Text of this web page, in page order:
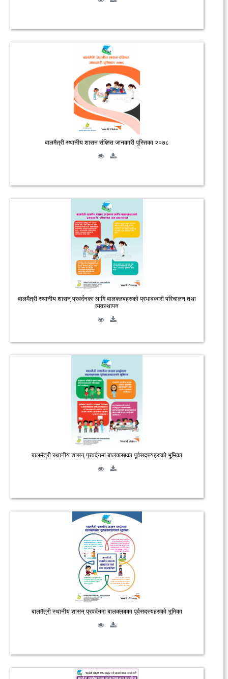
बालमैत्री स्थानीय शासन संक्षिप्त जानकारी पुस्तिका २०७८
बालमैत्री स्थानीय शासन् प्रवर्दनका लागि बालक्लबहरुको प्रभावकारी परिचालन तथा
व्यवस्थापन
बालमैत्री स्थानीय शासन् प्रवर्दनमा बालक्लबका पूर्वसदस्यहरुको भूमिका
बालमैत्री स्थानीय शासन् प्रवर्दनमा बालक्लबका पूर्वसदस्यहरुको भूमिका